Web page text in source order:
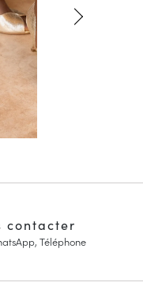
contacter
Téléphone